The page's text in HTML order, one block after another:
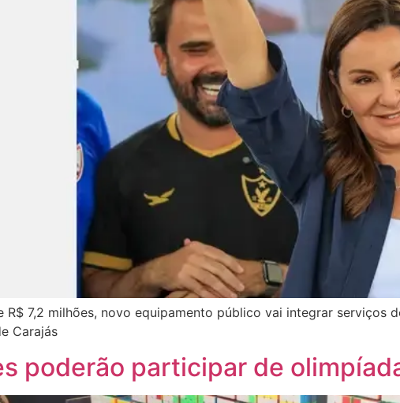
R$ 7,2 milhões, novo equipamento público vai integrar
Carajás
poderão participar de